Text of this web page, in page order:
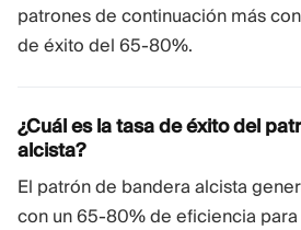
patrones de continuación más
de éxito del 65-80%.
¿Cuál es la tasa de éxito del
alcista?
El patrón de bandera alcista
con un 65-80% de eficiencia